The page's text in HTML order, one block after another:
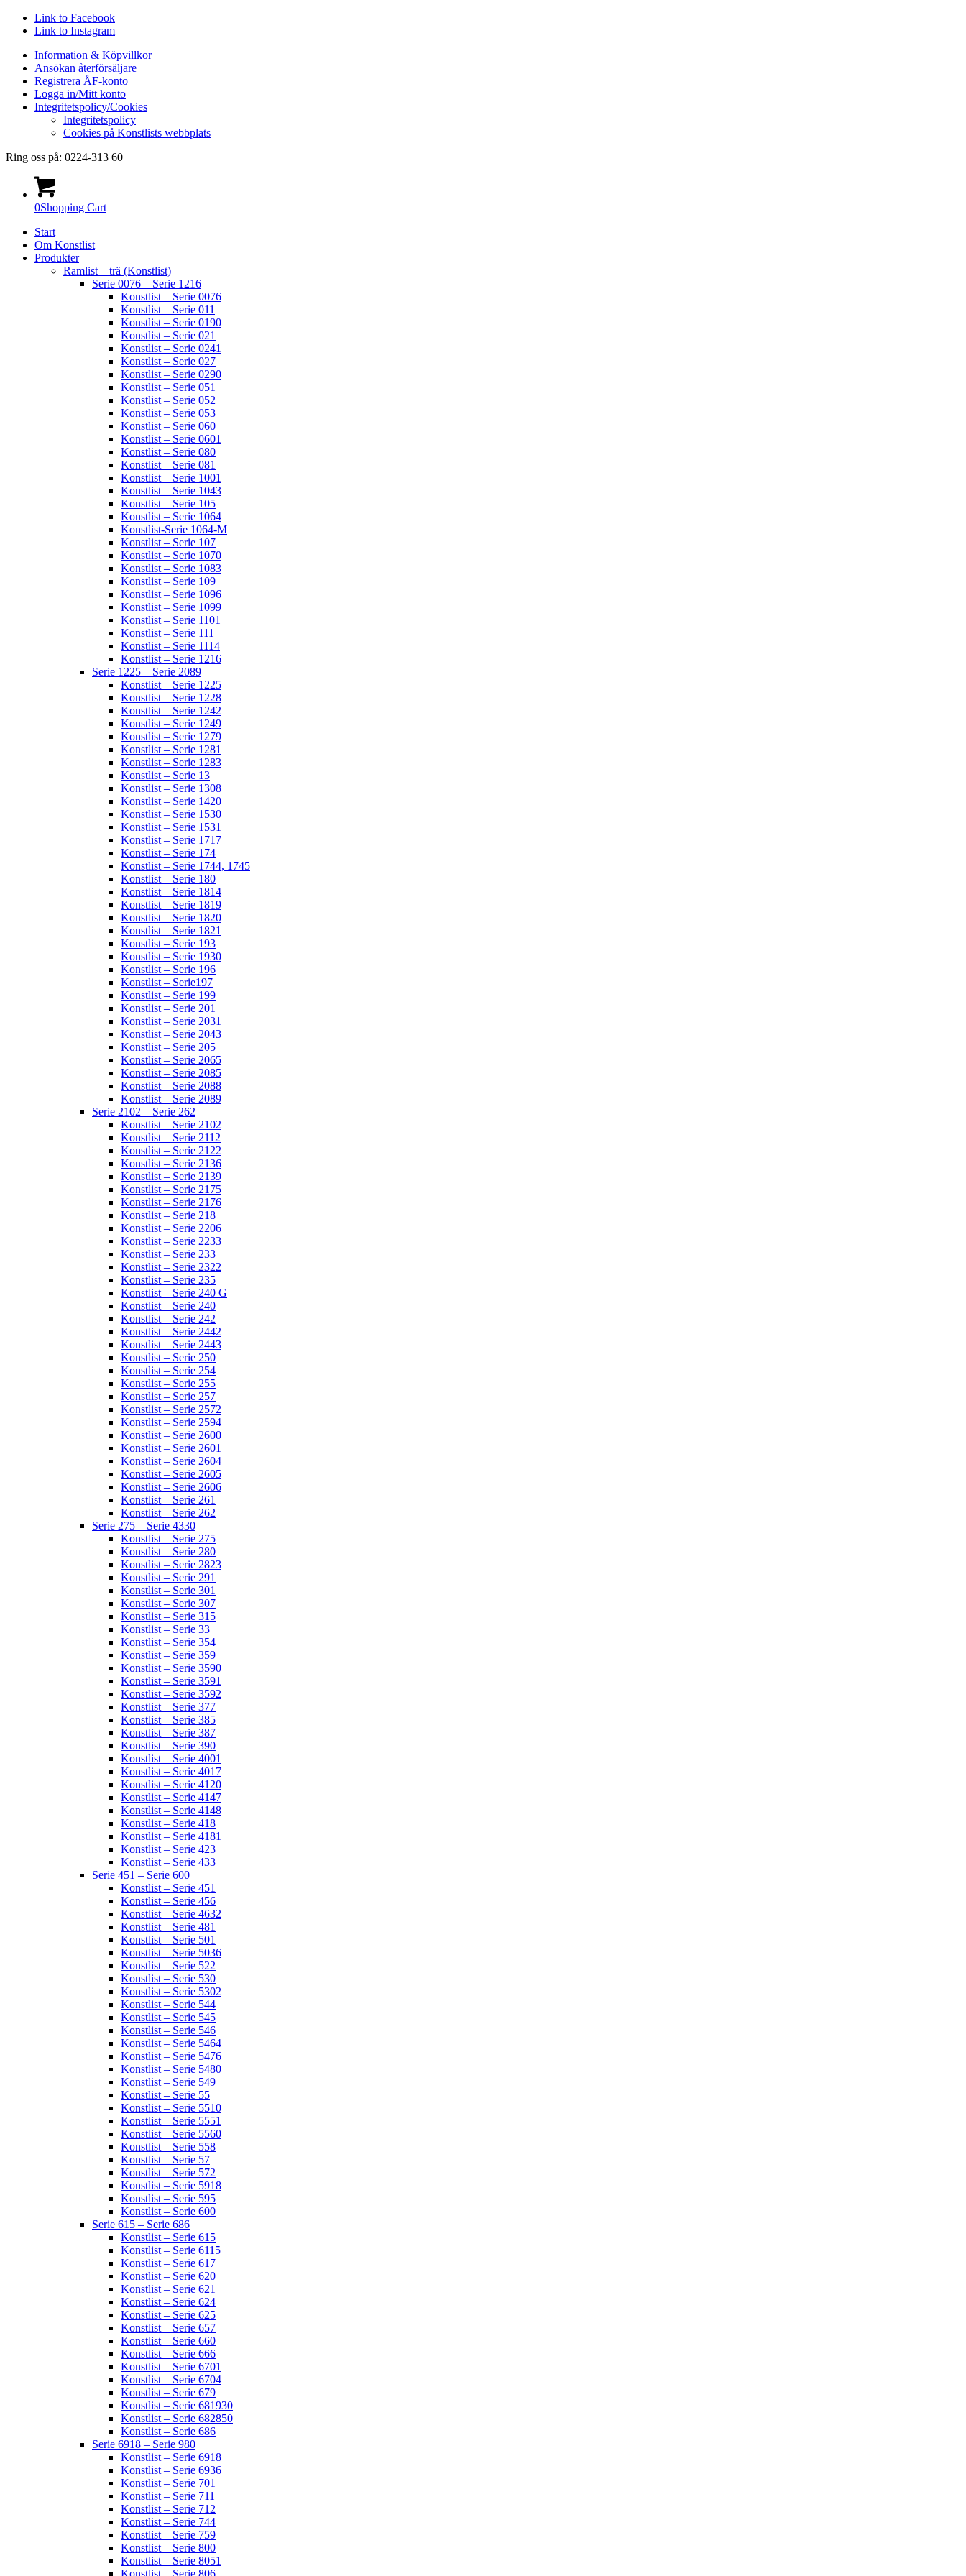
Link to Facebook
Link to Instagram
Information & Köpvillkor
Ansökan återförsäljare
Registrera ÅF-konto
Logga in/Mitt konto
Integritetspolicy/Cookies
Integritetspolicy
Cookies på Konstlists webbplats
Ring oss på: 0224-313 60
0Shopping Cart
Start
Om Konstlist
Produkter
Ramlist – trä (Konstlist)
Serie 0076 – Serie 1216
Konstlist – Serie 0076
Konstlist – Serie 011
Konstlist – Serie 0190
Konstlist – Serie 021
Konstlist – Serie 0241
Konstlist – Serie 027
Konstlist – Serie 0290
Konstlist – Serie 051
Konstlist – Serie 052
Konstlist – Serie 053
Konstlist – Serie 060
Konstlist – Serie 0601
Konstlist – Serie 080
Konstlist – Serie 081
Konstlist – Serie 1001
Konstlist – Serie 1043
Konstlist – Serie 105
Konstlist – Serie 1064
Konstlist-Serie 1064-M
Konstlist – Serie 107
Konstlist – Serie 1070
Konstlist – Serie 1083
Konstlist – Serie 109
Konstlist – Serie 1096
Konstlist – Serie 1099
Konstlist – Serie 1101
Konstlist – Serie 111
Konstlist – Serie 1114
Konstlist – Serie 1216
Serie 1225 – Serie 2089
Konstlist – Serie 1225
Konstlist – Serie 1228
Konstlist – Serie 1242
Konstlist – Serie 1249
Konstlist – Serie 1279
Konstlist – Serie 1281
Konstlist – Serie 1283
Konstlist – Serie 13
Konstlist – Serie 1308
Konstlist – Serie 1420
Konstlist – Serie 1530
Konstlist – Serie 1531
Konstlist – Serie 1717
Konstlist – Serie 174
Konstlist – Serie 1744, 1745
Konstlist – Serie 180
Konstlist – Serie 1814
Konstlist – Serie 1819
Konstlist – Serie 1820
Konstlist – Serie 1821
Konstlist – Serie 193
Konstlist – Serie 1930
Konstlist – Serie 196
Konstlist – Serie197
Konstlist – Serie 199
Konstlist – Serie 201
Konstlist – Serie 2031
Konstlist – Serie 2043
Konstlist – Serie 205
Konstlist – Serie 2065
Konstlist – Serie 2085
Konstlist – Serie 2088
Konstlist – Serie 2089
Serie 2102 – Serie 262
Konstlist – Serie 2102
Konstlist – Serie 2112
Konstlist – Serie 2122
Konstlist – Serie 2136
Konstlist – Serie 2139
Konstlist – Serie 2175
Konstlist – Serie 2176
Konstlist – Serie 218
Konstlist – Serie 2206
Konstlist – Serie 2233
Konstlist – Serie 233
Konstlist – Serie 2322
Konstlist – Serie 235
Konstlist – Serie 240 G
Konstlist – Serie 240
Konstlist – Serie 242
Konstlist – Serie 2442
Konstlist – Serie 2443
Konstlist – Serie 250
Konstlist – Serie 254
Konstlist – Serie 255
Konstlist – Serie 257
Konstlist – Serie 2572
Konstlist – Serie 2594
Konstlist – Serie 2600
Konstlist – Serie 2601
Konstlist – Serie 2604
Konstlist – Serie 2605
Konstlist – Serie 2606
Konstlist – Serie 261
Konstlist – Serie 262
Serie 275 – Serie 4330
Konstlist – Serie 275
Konstlist – Serie 280
Konstlist – Serie 2823
Konstlist – Serie 291
Konstlist – Serie 301
Konstlist – Serie 307
Konstlist – Serie 315
Konstlist – Serie 33
Konstlist – Serie 354
Konstlist – Serie 359
Konstlist – Serie 3590
Konstlist – Serie 3591
Konstlist – Serie 3592
Konstlist – Serie 377
Konstlist – Serie 385
Konstlist – Serie 387
Konstlist – Serie 390
Konstlist – Serie 4001
Konstlist – Serie 4017
Konstlist – Serie 4120
Konstlist – Serie 4147
Konstlist – Serie 4148
Konstlist – Serie 418
Konstlist – Serie 4181
Konstlist – Serie 423
Konstlist – Serie 433
Serie 451 – Serie 600
Konstlist – Serie 451
Konstlist – Serie 456
Konstlist – Serie 4632
Konstlist – Serie 481
Konstlist – Serie 501
Konstlist – Serie 5036
Konstlist – Serie 522
Konstlist – Serie 530
Konstlist – Serie 5302
Konstlist – Serie 544
Konstlist – Serie 545
Konstlist – Serie 546
Konstlist – Serie 5464
Konstlist – Serie 5476
Konstlist – Serie 5480
Konstlist – Serie 549
Konstlist – Serie 55
Konstlist – Serie 5510
Konstlist – Serie 5551
Konstlist – Serie 5560
Konstlist – Serie 558
Konstlist – Serie 57
Konstlist – Serie 572
Konstlist – Serie 5918
Konstlist – Serie 595
Konstlist – Serie 600
Serie 615 – Serie 686
Konstlist – Serie 615
Konstlist – Serie 6115
Konstlist – Serie 617
Konstlist – Serie 620
Konstlist – Serie 621
Konstlist – Serie 624
Konstlist – Serie 625
Konstlist – Serie 657
Konstlist – Serie 660
Konstlist – Serie 666
Konstlist – Serie 6701
Konstlist – Serie 6704
Konstlist – Serie 679
Konstlist – Serie 681930
Konstlist – Serie 682850
Konstlist – Serie 686
Serie 6918 – Serie 980
Konstlist – Serie 6918
Konstlist – Serie 6936
Konstlist – Serie 701
Konstlist – Serie 711
Konstlist – Serie 712
Konstlist – Serie 744
Konstlist – Serie 759
Konstlist – Serie 800
Konstlist – Serie 8051
Konstlist – Serie 806